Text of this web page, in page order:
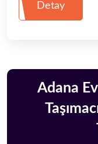
Detay
Adana